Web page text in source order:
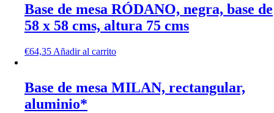
Base de mesa RÓDANO, negra, base de
58 x 58 cms, altura 75 cms
€64,35 Añadir al carrito
Base de mesa MILAN, rectangular,
aluminio*